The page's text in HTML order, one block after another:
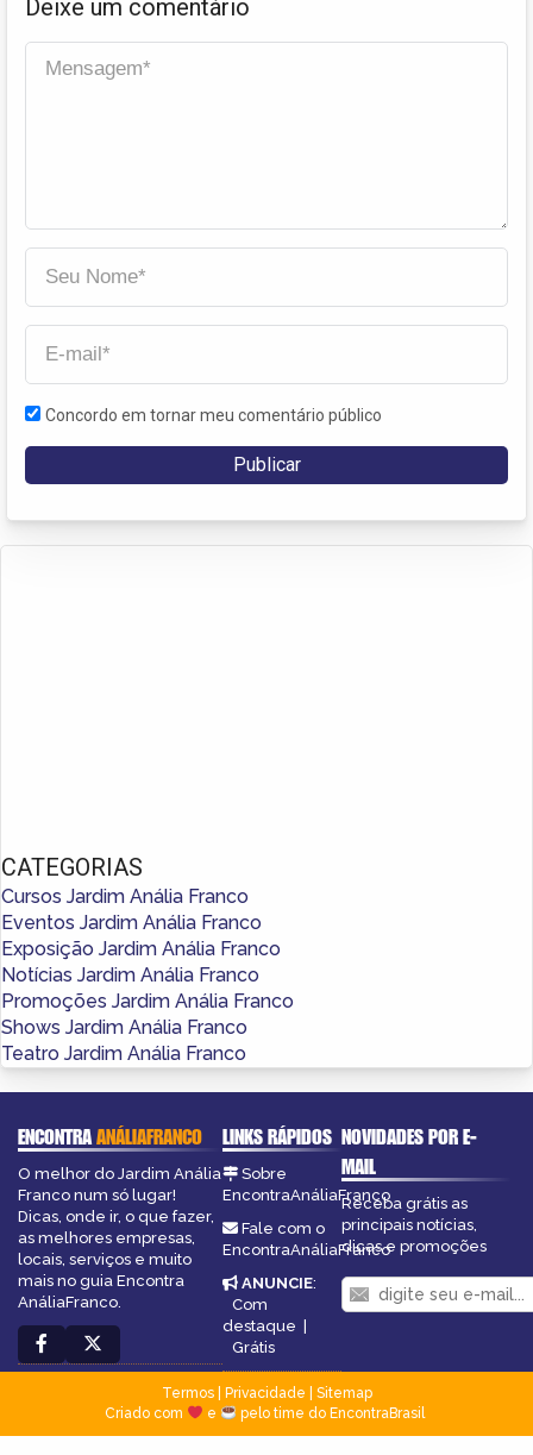
Deixe um comentário
Concordo em tornar meu comentário público
CATEGORIAS
Cursos Jardim Anália Franco
Eventos Jardim Anália Franco
Exposição Jardim Anália Franco
Notícias Jardim Anália Franco
Promoções Jardim Anália Franco
Shows Jardim Anália Franco
Teatro Jardim Anália Franco
ENCONTRAANÁLIAFRANCO
O melhor do Jardim Anália
Franco num só lugar!
Dicas, onde ir, o que fazer,
as melhores empresas,
locais, serviços e muito
mais no guia Encontra
AnáliaFranco.
LINKS RÁPIDOS
Sobre
EncontraAnáliaFranco
Fale com o
EncontraAnáliaFranco
ANUNCIE:
Com
destaque
Grátis
NOVIDADES POR E-
MAIL
Receba grátis as
principais notícias,
dicas e promoções
Termos| Privacidade
Sitemap
Criado com
e pelo time do EncontraBrasil